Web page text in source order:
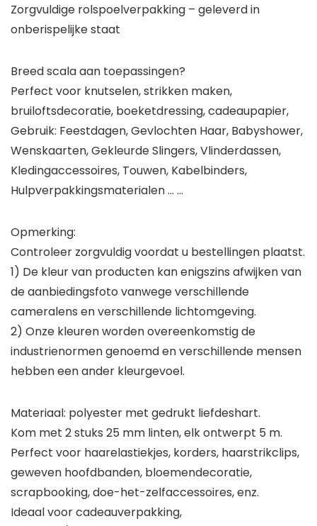
Zorgvuldige rolspoelverpakking – geleverd in
onberispelijke staat
Breed scala aan toepassingen?
Perfect voor knutselen, strikken maken,
bruiloftsdecoratie, boeketdressing, cadeaupapier,
Gebruik: Feestdagen, Gevlochten Haar, Babyshower,
Wenskaarten, Gekleurde Slingers, Vlinderdassen,
Kledingaccessoires, Touwen, Kabelbinders,
Hulpverpakkingsmaterialen … …
Opmerking:
Controleer zorgvuldig voordat u bestellingen plaatst.
1) De kleur van producten kan enigszins afwijken van
de aanbiedingsfoto vanwege verschillende
cameralens en verschillende lichtomgeving.
2) Onze kleuren worden overeenkomstig de
industrienormen genoemd en verschillende mensen
hebben een ander kleurgevoel.
Materiaal: polyester met gedrukt liefdeshart.
Kom met 2 stuks 25 mm linten, elk ontwerpt 5 m.
Perfect voor haarelastiekjes, korders, haarstrikclips,
geweven hoofdbanden, bloemendecoratie,
scrapbooking, doe-het-zelfaccessoires, enz.
Ideaal voor cadeauverpakking,